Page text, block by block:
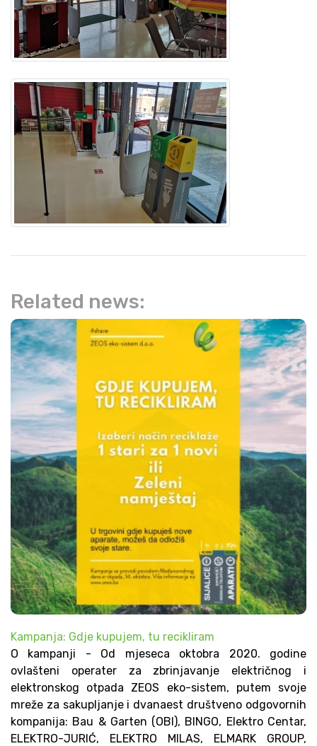
Related news:
Kampanja: Gdje kupujem, tu recikliram
O kampanji - Od mjeseca oktobra 2020. godine
ovlašteni operater za zbrinjavanje električnog i
elektronskog otpada ZEOS eko-sistem, putem svoje
mreže za sakupljanje i dvanaest društveno odgovornih
kompanija: Bau & Garten (OBI), BINGO, Elektro Centar,
ELEKTRO-JURIĆ, ELEKTRO MILAS, ELMARK GROUP,